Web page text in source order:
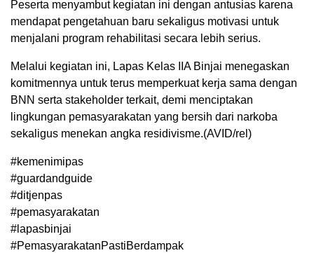
Peserta menyambut kegiatan ini dengan antusias karena
mendapat pengetahuan baru sekaligus motivasi untuk
menjalani program rehabilitasi secara lebih serius.
Melalui kegiatan ini, Lapas Kelas IIA Binjai menegaskan
komitmennya untuk terus memperkuat kerja sama dengan
BNN serta stakeholder terkait, demi menciptakan
lingkungan pemasyarakatan yang bersih dari narkoba
sekaligus menekan angka residivisme.(AVID/rel)
#kemenimipas
#guardandguide
#ditjenpas
#pemasyarakatan
#lapasbinjai
#PemasyarakatanPastiBerdampak